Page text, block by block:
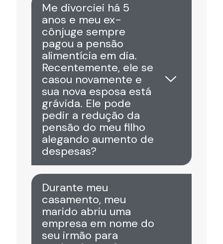
Me divorciei há 5
anos e meu ex-
cônjuge sempre
pagou a pensão
alimentícia em dia.
Recentemente, ele se
casou novamente e
sua nova esposa está
grávida. Ele pode
pedir a redução da
pensão do meu filho
alegando aumento de
despesas?
Durante meu
casamento, meu
marido abriu uma
empresa em nome do
seu irmão para